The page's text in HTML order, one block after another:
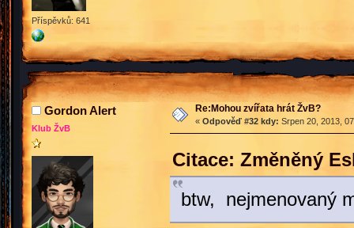
Příspěvků: 641
Gordon Alert
Klub ŽvB
Re:Mohou zvířata hrát ŽvB?
« Odpověď #32 kdy: Srpen 20, 2013,
Citace: Změněný
btw, nejmenovaný